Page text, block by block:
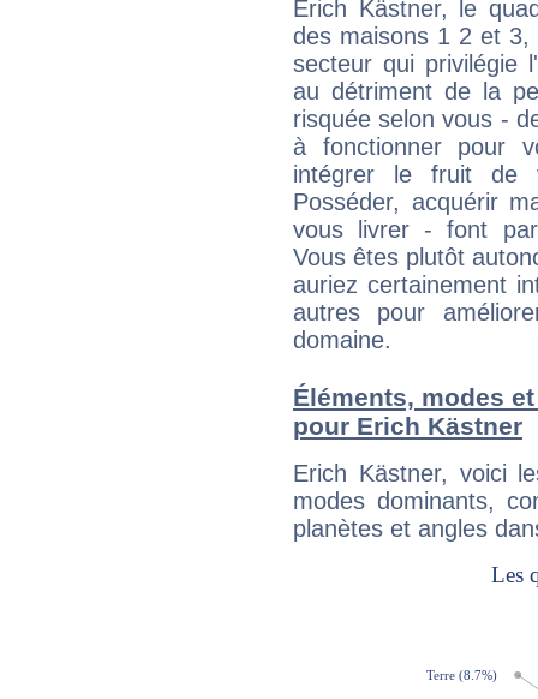
Erich Kästner, le
des maisons 1 2 et
secteur qui privilégie
au détriment de la
risquée selon vous -
à fonctionner pour
intégrer le fruit de
Posséder, acquérir
vous livrer - font
Vous êtes plutôt
auriez certainement
autres pour
domaine.
Éléments, modes
pour Erich Kästner
Erich Kästner, voici
modes dominants,
planètes et angles